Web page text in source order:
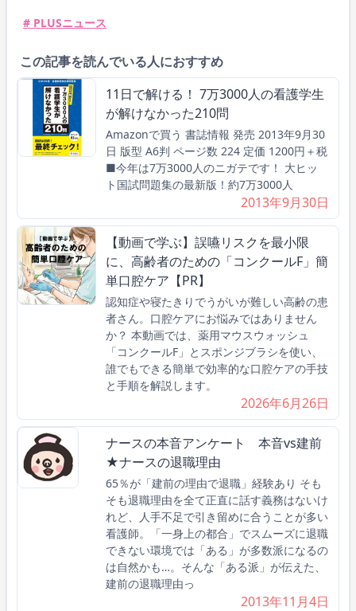
# PLUSニュース
この記事を読んでいる人におすすめ
11日で解ける！ 7万3000人の看護学生
が解けなかった210問
Amazonで買う 書誌情報 発売 2013年9月30
日 版型 A6判 ページ数 224 定価 1200円＋税
■今年は7万3000人のニガテです！ 大ヒッ
ト国試問題集の最新版！約7万3000人
2013年9月30日
【動画で学ぶ】誤嚥リスクを最小限
に、高齢者のための「コンクールF」簡
単口腔ケア【PR】
認知症や寝たきりでうがいが難しい高齢の患
者さん。口腔ケアにお悩みではありません
か？ 本動画では、薬用マウスウォッシュ
「コンクールF」とスポンジブラシを使い、
誰でもできる簡単で効率的な口腔ケアの手技
と手順を解説します。
2026年6月26日
ナースの本音アンケート 本音vs建前
★ナースの退職理由
65％が「建前の理由で退職」経験あり そも
そも退職理由を全て正直に話す義務はないけ
れど、人手不足で引き留めに合うことが多い
看護師。「一身上の都合」でスムーズに退職
できない環境では「ある」が多数派になるの
は自然かも…。そんな「ある派」が伝えた、
建前の退職理由っ
2013年11月4日